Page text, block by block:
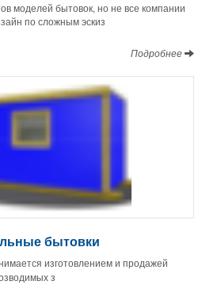
моделей бытовок, но не все компании
по сложным эскиз
Подробнее
бытовки
изготовлением и продажей
з